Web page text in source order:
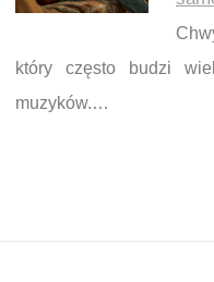
który często budzi
muzyków.…